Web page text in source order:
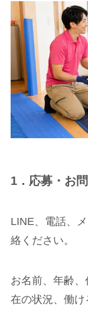
1．応募・お
LINE、電話、
絡ください。
お名前、年齢
在の状況、働